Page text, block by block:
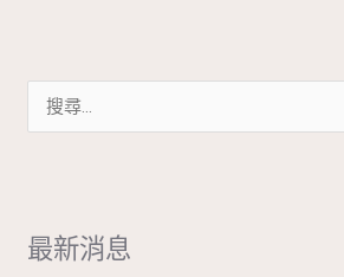
字
最新消息